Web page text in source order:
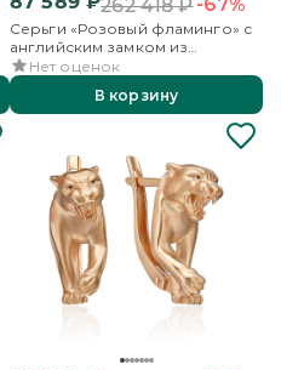
262 418₽
Серьги «Розовый фламинго» с
английским замком из
красного золота с гранатами и
эмалью
Нет оценок
В корзину